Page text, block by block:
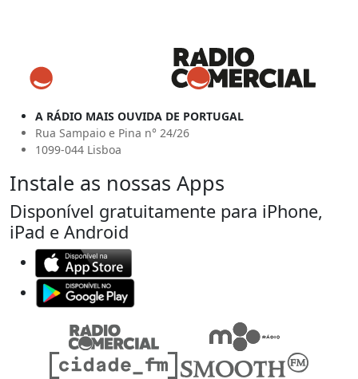
A RÁDIO MAIS OUVIDA DE PORTUGAL
Rua Sampaio e Pina n° 24/26
1099-044 Lisboa
Instale as nossas Apps
Disponível gratuitamente para iPhone,
iPad e Android